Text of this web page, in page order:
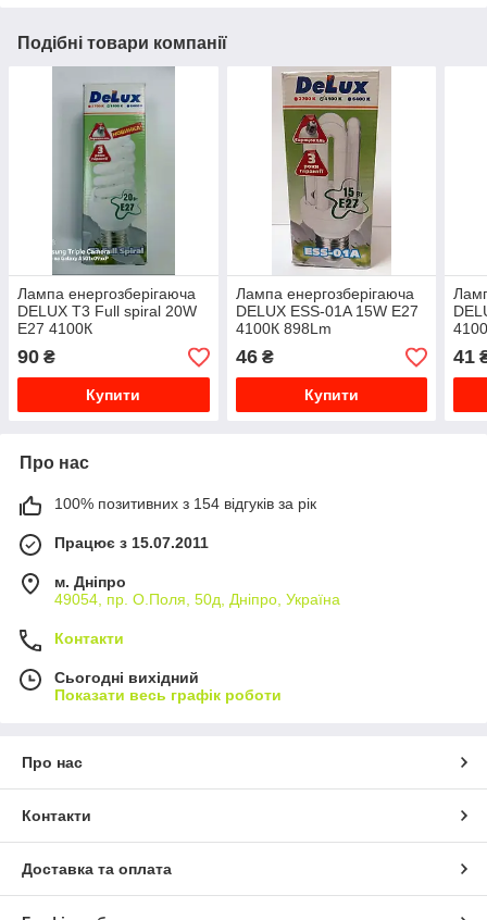
Подібні товари компанії
Лампа енергозберігаюча
DELUX T3 Full spiral 20W
E27 4100К
90 ₴
Купити
Лампа енергозберігаюча
DELUX ESS-01A 15W E27
4100К 898Lm
46₴
Купити
41
Про нас
100% позитивних з 154 відгуків за рік
Працює з 15.07.2011
м. Дніпро
49054, пр. О.Поля, 50д, Дніпро, Україна
Контакти
Сьогодні вихідний
Показати весь графік роботи
Про нас
Контакти
Доставка та оплата